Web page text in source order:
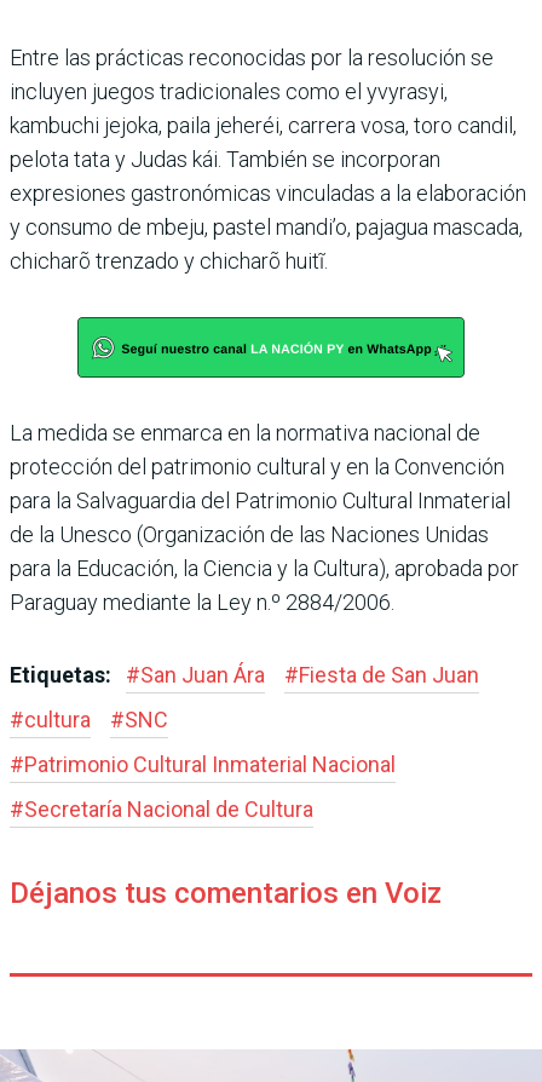
Entre las prácticas reconocidas por la resolución se
incluyen juegos tradicionales como el yvyrasyi,
kambuchi jejoka, paila jeheréi, carrera vosa, toro candil,
pelota tata y Judas kái. También se incorporan
expresiones gastronómicas vinculadas a la elaboración
y consumo de mbeju, pastel mandi’o, pajagua mascada,
chicharõ trenzado y chicharõ huitĩ.
La medida se enmarca en la normativa nacional de
protección del patrimonio cultural y en la Convención
para la Salvaguardia del Patrimonio Cultural Inmaterial
de la Unesco (Organización de las Naciones Unidas
para la Educación, la Ciencia y la Cultura), aprobada por
Paraguay mediante la Ley n.º 2884/2006.
Etiquetas: #San Juan Ára #Fiesta de San Juan
#cultura #SNC
#Patrimonio Cultural Inmaterial Nacional
#Secretaría Nacional de Cultura
Déjanos tus comentarios en Voiz